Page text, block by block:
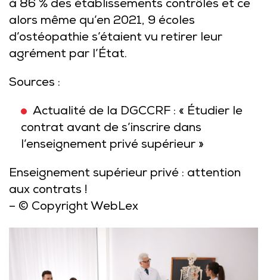
à 86 % des établissements contrôlés et ce
alors même qu’en 2021, 9 écoles
d’ostéopathie s’étaient vu retirer leur
agrément par l’État.
Sources :
Actualité de la DGCCRF : « Étudier le
contrat avant de s’inscrire dans
l’enseignement privé supérieur »
Enseignement supérieur privé : attention
aux contrats !
– © Copyright WebLex